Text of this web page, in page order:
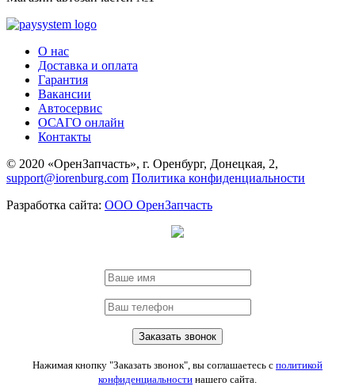
О нас
Доставка и оплата
Гарантия
Вакансии
Автосервис
ОСАГО онлайн
Контакты
© 2020 «ОренЗапчасть», г. Оренбург, Донецкая, 2,
support@iorenburg.com Политика конфиденциальности
Разработка сайта: ООО ОренЗапчасть
Нажимая кнопку "Заказать звонок", вы соглашаетесь с политикой
конфиденциальности нашего сайта.